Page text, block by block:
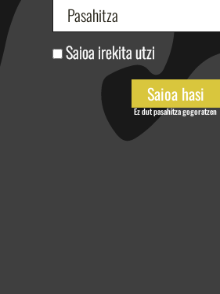
Saioa irekita utzi
Ez dut pasahitza gogoratzen